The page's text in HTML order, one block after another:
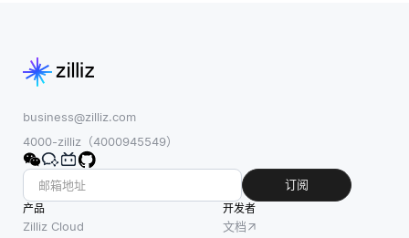
business@zilliz.com
4000-zilliz（4000945549）
订阅
产品
Zilliz Cloud
开发者
文档